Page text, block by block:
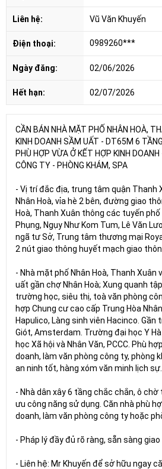
Liên hệ: Vũ Văn Khuyến
Điện thoại: 0989260***
Ngày đăng: 02/06/2026
Hết hạn: 02/07/2026
CẦN BÁN NHÀ MẶT PHỐ NHÂN HOÀ,
KINH DOANH SẦM UẤT - DT65M 6
PHÙ HỢP VỪA Ở KẾT HỢP KINH
CÔNG TY - PHÒNG KHÁM, SPA
- Vị trí đắc địa, trung tâm quận Thanh
Nhân Hoà, vỉa hè 2 bên, đường giao
Hoà, Thanh Xuân thông các tuyến phố
Phụng, Ngụy Như Kom Tum, Lê Văn
ngã tư Sở, Trung tâm thương mại
2 nút giao thông huyết mạch giao
- Nhà mặt phố Nhân Hoà, Thanh Xuân
uất gần chợ Nhân Hoà; Xung quanh
trường học, siêu thị, toà văn phòng
hợp Chung cư cao cấp Trung Hòa
Hapulico, Làng sinh viên Hacinco. Gần
Giót, Amsterdam. Trường đại học Y Hà
học Xã hội và Nhân Văn, PCCC. Phù
doanh, làm văn phòng công ty, phòng
an ninh tốt, hàng xóm văn minh lịch sự.
- Nhà dân xây 6 tầng chắc chắn, ô
ưu công năng sử dụng. Căn nhà phù
doanh, làm văn phòng công ty hoặc
- Pháp lý đầy đủ rõ ràng, sẵn sàng giao
- Liên hệ: Mr Khuyến để sở hữu ngay